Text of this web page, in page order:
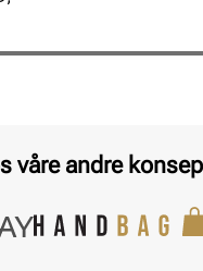
våre andre